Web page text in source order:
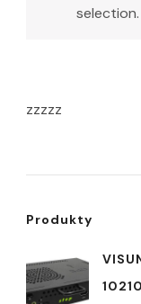
selection.
zzzzz
Produkty